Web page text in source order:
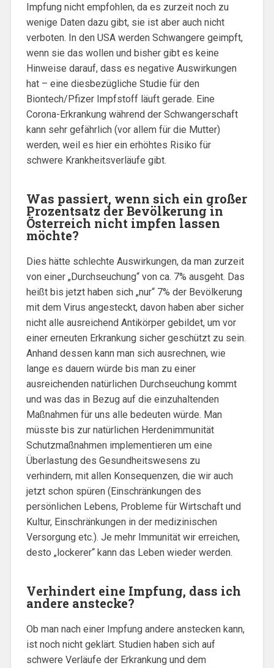
Impfung nicht empfohlen, da es zurzeit noch zu
wenige Daten dazu gibt, sie ist aber auch nicht
verboten. In den USA werden Schwangere geimpft,
wenn sie das wollen und bisher gibt es keine
Hinweise darauf, dass es negative Auswirkungen
hat – eine diesbezügliche Studie für den
Biontech/Pfizer Impfstoff läuft gerade. Eine
Corona-Erkrankung während der Schwangerschaft
kann sehr gefährlich (vor allem für die Mutter)
werden, weil es hier ein erhöhtes Risiko für
schwere Krankheitsverläufe gibt.
Was passiert, wenn sich ein großer
Prozentsatz der Bevölkerung in
Österreich nicht impfen lassen
möchte?
Dies hätte schlechte Auswirkungen, da man zurzeit
von einer „Durchseuchung“ von ca. 7% ausgeht. Das
heißt bis jetzt haben sich „nur“ 7% der Bevölkerung
mit dem Virus angesteckt, davon haben aber sicher
nicht alle ausreichend Antikörper gebildet, um vor
einer erneuten Erkrankung sicher geschützt zu sein.
Anhand dessen kann man sich ausrechnen, wie
lange es dauern würde bis man zu einer
ausreichenden natürlichen Durchseuchung kommt
und was das in Bezug auf die einzuhaltenden
Maßnahmen für uns alle bedeuten würde. Man
müsste bis zur natürlichen Herdenimmunität
Schutzmaßnahmen implementieren um eine
Überlastung des Gesundheitswesens zu
verhindern, mit allen Konsequenzen, die wir auch
jetzt schon spüren (Einschränkungen des
persönlichen Lebens, Probleme für Wirtschaft und
Kultur, Einschränkungen in der medizinischen
Versorgung etc.). Je mehr Immunität wir erreichen,
desto „lockerer“ kann das Leben wieder werden.
Verhindert eine Impfung, dass ich
andere anstecke?
Ob man nach einer Impfung andere anstecken kann,
ist noch nicht geklärt. Studien haben sich auf
schwere Verläufe der Erkrankung und dem